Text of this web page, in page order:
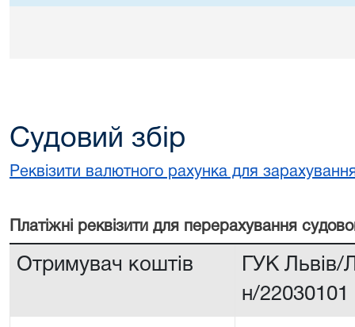
Судовий збір
Реквізити валютного рахунка для
Платiжнi реквiзити для перерахування
Отримувач коштів
ГУК Львiв/
н/22030101